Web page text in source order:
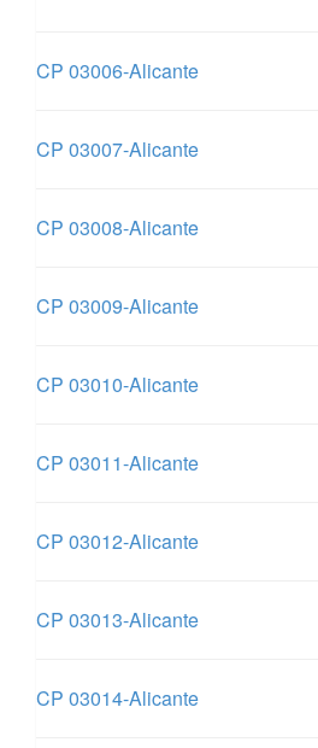
CP 03006-Alicante
CP 03007-Alicante
CP 03008-Alicante
CP 03009-Alicante
CP 03010-Alicante
CP 03011-Alicante
CP 03012-Alicante
CP 03013-Alicante
CP 03014-Alicante